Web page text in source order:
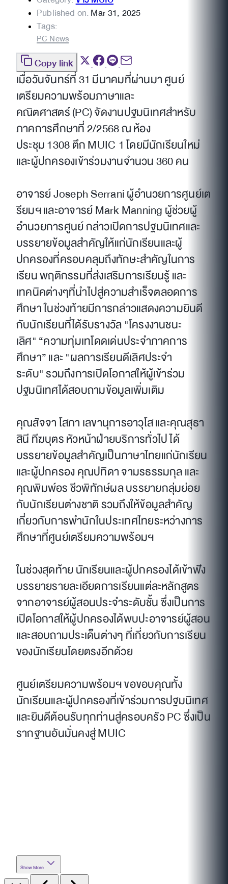
Published on:Mar 31, 2025
Tags:
PC News
Copy link
เมื่อวันจันทร์ที่ 31 มีนาคมที่ผ่านมา ศูนย์
เตรียมความพร้อมภาษาและ
คณิตศาสตร์ (PC) จัดงานปฐมนิเทศสำหรับ
ภาคการศึกษาที่ 2/2568 ณ ห้อง
ประชุม 1308 ตึก MUIC 1 โดยมีนักเรียนใหม่
และผู้ปกครองเข้าร่วมงานจำนวน 360 คน
อาจารย์ Joseph Serrani ผู้อำนวยการศูนย์เต
รียมฯ และอาจารย์ Mark Manning ผู้ช่วยผู้
อำนวยการศูนย์ กล่าวเปิดการปฐมนิเทศและ
บรรยายข้อมูลสำคัญให้แก่นักเรียนและผู้
ปกครองที่ครอบคลุมถึงทักษะสำคัญในการ
เรียน พฤติกรรมที่ส่งเสริมการเรียนรู้ และ
เทคนิคต่างๆที่นำไปสู่ความสำเร็จตลอดการ
ศึกษา ในช่วงท้ายมีการกล่าวแสดงความยินดี
กับนักเรียนที่ได้รับรางวัล "โครงงานชนะ
เลิศ" “ความทุ่มเทโดดเด่นประจำภาคการ
ศึกษา” และ "ผลการเรียนดีเลิศประจำ
ระดับ" รวมถึงการเปิดโอกาสให้ผู้เข้าร่วม
ปฐมนิเทศได้สอบถามข้อมูลเพิ่มเติม
คุณสัจจา โสภา เลขานุการอาวุโส และคุณสุธา
สินี ทีฆบุตร หัวหน้าฝ่ายบริการทั่วไป ได้
บรรยายข้อมูลสำคัญเป็นภาษาไทยแก่นักเรียน
และผู้ปกครอง คุณปทิดา จามรธรรมกุล และ
คุณพิมพ์อร ชีวพิทักษ์ผล บรรยายกลุ่มย่อย
กับนักเรียนต่างชาติ รวมถึงให้ข้อมูลสำคัญ
เกี่ยวกับการพำนักในประเทศไทยระหว่างการ
ศึกษาที่ศูนย์เตรียมความพร้อมฯ
ในช่วงสุดท้าย นักเรียนและผู้ปกครองได้เข้าฟัง
บรรยายรายละเอียดการเรียนแต่ละหลักสูตร
จากอาจารย์ผู้สอนประจำระดับชั้น ซึ่งเป็นการ
เปิดโอกาสให้ผู้ปกครองได้พบปะอาจารย์ผู้สอน
และสอบถามประเด็นต่างๆ ที่เกี่ยวกับการเรียน
ของนักเรียนโดยตรงอีกด้วย
ศูนย์เตรียมความพร้อมฯ ขอขอบคุณทั้ง
นักเรียนและผู้ปกครองที่เข้าร่วมการปฐมนิเทศ
และยินดีต้อนรับทุกท่านสู่ครอบครัว PC ซึ่งเป็น
รากฐานอันมั่นคงสู่ MUIC
Show More